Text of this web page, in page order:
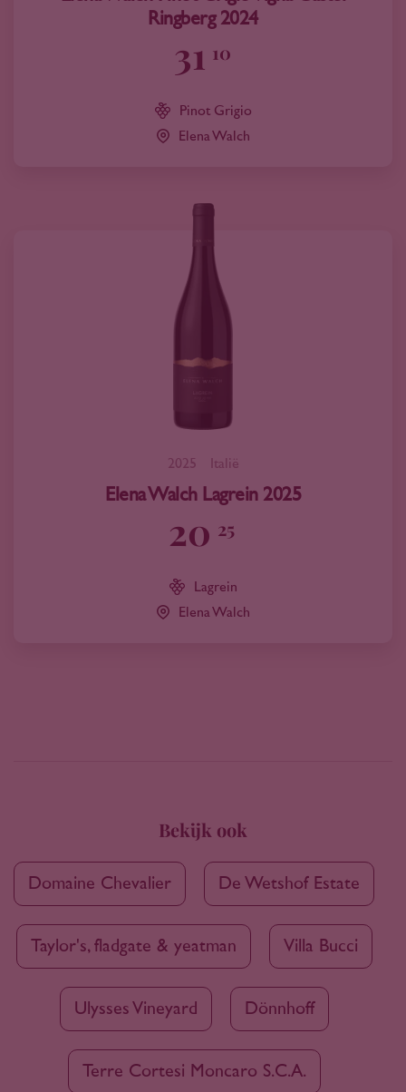
Ringberg 2024
31 10
Pinot Grigio
Elena Walch
2025 Italië
Elena Walch Lagrein 2025
20 25
Lagrein
Elena Walch
Bekijk ook
Domaine Chevalier De Wetshof Estate
Taylor's, fladgate & yeatman Villa Bucci
Ulysses Vineyard Dönnhoff
Terre Cortesi Moncaro S.C.A.